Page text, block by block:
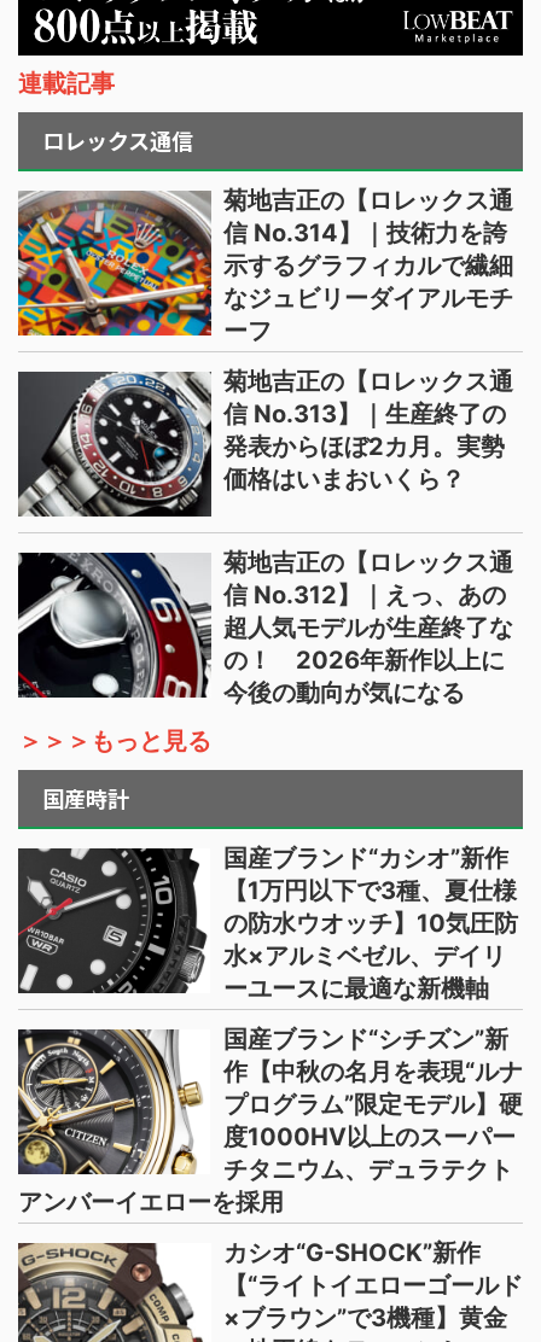
連載記事
ロレックス通信
菊地吉正の【ロレックス通
信 No.314】｜技術力を誇
示するグラフィカルで繊細
なジュビリーダイアルモチ
ーフ
菊地吉正の【ロレックス通
信 No.313】｜生産終了の
発表からほぼ2カ月。実勢
価格はいまおいくら？
菊地吉正の【ロレックス通
信 No.312】｜えっ、あの
超人気モデルが生産終了な
の！ 2026年新作以上に
今後の動向が気になる
＞＞＞もっと見る
国産時計
国産ブランド“カシオ”新作
【1万円以下で3種、夏仕様
の防水ウオッチ】10気圧防
水×アルミベゼル、デイリ
ーユースに最適な新機軸
国産ブランド“シチズン”新
作【中秋の名月を表現“ルナ
プログラム”限定モデル】硬
度1000HV以上のスーパー
チタニウム、デュラテクト
アンバーイエローを採用
カシオ“G-SHOCK”新作
【“ライトイエローゴールド
×ブラウン”で3機種】黄金